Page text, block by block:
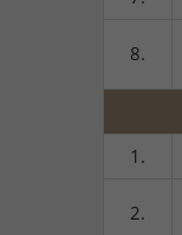
8.
1.
2.